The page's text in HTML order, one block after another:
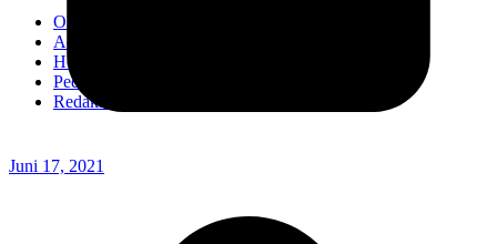
OPINI
Advertorial
Headline
Pedoman Media Ciber
Redaksi
Juni 17, 2021